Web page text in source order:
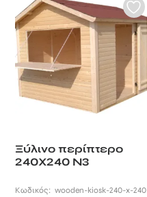
Ξύλινο περίπτερο
240Χ240 Ν3
Κωδικός:wooden-kiosk-240-x-240